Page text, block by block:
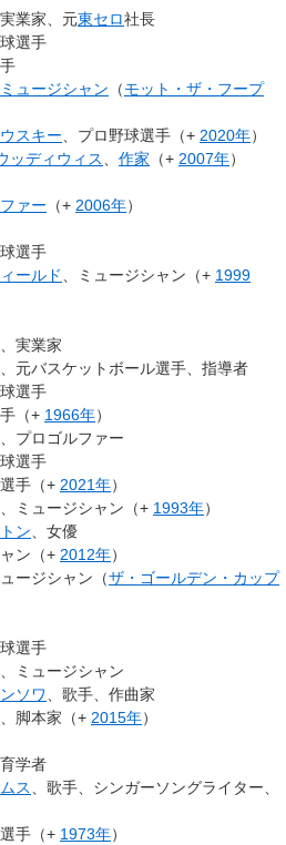
実業家、元東セロ社長
選手
ミュージシャン （モット・ザ・フープ
スキー 、プロ野球選手（+ 2020年）
ッディウィス 作家 （+ 2007年）
ァー （+ 2006年）
選手
ールド 、ミュージシャン（+ 1999
、実業家
、元バスケットボール選手、指導者
選手
（+ 1966年）
、プロゴルファー
選手
手（+ 2021年）
、ミュージシャン（+ 1993年）
ン 、女優
ン（+ 2012年）
ュージシャン（ザ・ゴールデン・カップ
選手
、ミュージシャン
ソワ
、歌手、作曲家
、脚本家（+ 2015年）
育学者
ス
、歌手、シンガーソングライター、
手（+ 1973年）